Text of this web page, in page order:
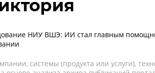
НИУ ВШЭ: ИИ стал главным
системы (продукта или услуги),